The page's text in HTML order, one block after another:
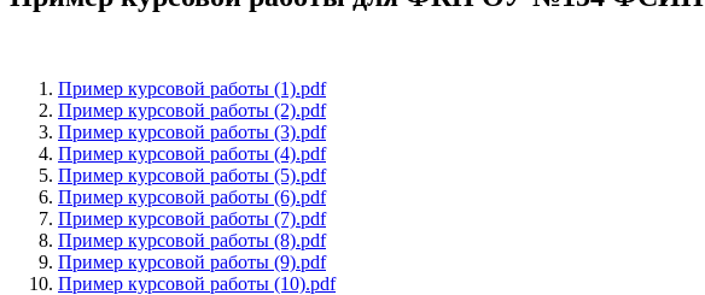
Пример курсовой работы (1).pdf
Пример курсовой работы (2).pdf
Пример курсовой работы (3).pdf
Пример курсовой работы (4).pdf
Пример курсовой работы (5).pdf
Пример курсовой работы (6).pdf
Пример курсовой работы (7).pdf
Пример курсовой работы (8).pdf
Пример курсовой работы (9).pdf
Пример курсовой работы (10).pdf